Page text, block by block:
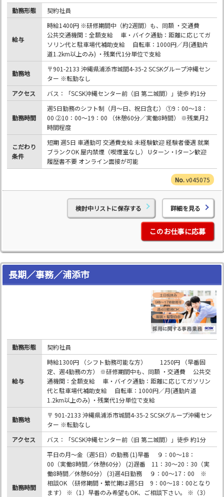
勤務形態 契約社員
給与
時給1400円 ※研修期間中（約2週間）も、同額 ・交通費
公共交通機関：全額支給 車・バイク通勤：距離に応じてガ
ソリン代と駐車場代補助支給 自転車：1000円／月(通勤片
道1.2km以上のみ) ・残業代1分単位で支給
勤務地
〒901-2133 沖縄県浦添市城間4-35-2 SCSKグループ沖縄セン
ター ※転勤なし
アクセス
バス：「SCSK沖縄センター前（旧 第二城間）」徒歩 約1分
勤務時間
週5日勤務のシフト制（月～日、祝日含む） ①9：00～18：
00 ②10：00～19：00 （休憩60分／実働8時間） ※残業月2
時間程度
こだわり
条件
短期 週5日 車通勤可 交通費支給 未経験歓迎 経験者優遇 就業
ブランクOK 屋内禁煙（喫煙室なし） Uターン・Iターン歓迎
履歴書不要 オンライン面接が可能
v045075
検討中リストに保存する 詳細を見る
このお仕事に応募
長期／事務／浦添市
勤務形態 契約社員
給与
時給1300円 （シフト勤務可能な方） 1250円 （早番固
定、週4勤務の方） ※研修期間中も、同額 ・交通費 公共交
通機関：全額支給 車・バイク通勤：距離に応じてガソリン
代と駐車場代補助支給 自転車：1000円／月(通勤片道
1.2km以上のみ) ・残業代1分単位で支給
勤務地
〒 901-2133 沖縄県浦添市城間4-35-2 SCSKグループ沖縄セン
ター ※転勤なし
アクセス
バス：「SCSK沖縄センター前（旧 第二城間）」徒歩 約1分
勤務時間
平日の月～金（週5日）の勤務 (1)早番 ９：00～18：
00（実働8時間／休憩60分） (2)遅番 11：30～20：30（実
働8時間／休憩60分） (3)週4日勤務 ９：00～17：00 ※
相談OK （研修期間・繁忙期は週5日 9：00～18：00となり
ます） ※（1）早番のみ希望もOK、ご相談下さい。 ※（3）